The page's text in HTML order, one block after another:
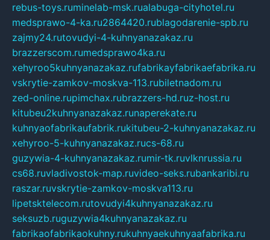
rebus-toys.ruminelab-msk.rualabuga-cityhotel.ru
medsprawo-4-ka.ru2864420.rublagodarenie-spb.ru
zajmy24.rutovudyi-4-kuhnyanazakaz.ru
brazzerscom.rumedsprawo4ka.ru
xehyroo5kuhnyanazakaz.rufabrikayfabrikaefabrika.ru
vskrytie-zamkov-moskva-113.rubiletnadom.ru
zed-online.rupimchax.rubrazzers-hd.ruz-host.ru
kitubeu2kuhnyanazakaz.runaperekate.ru
kuhnyaofabrikaufabrik.rukitubeu-2-kuhnyanazakaz.ru
xehyroo-5-kuhnyanazakaz.rucs-68.ru
guzywia-4-kuhnyanazakaz.rumir-tk.ruvlknrussia.ru
cs68.ruvladivostok-map.ruvideo-seks.rubankaribi.ru
raszar.ruvskrytie-zamkov-moskva113.ru
lipetsktelecom.rutovudyi4kuhnyanazakaz.ru
seksuzb.ruguzywia4kuhnyanazakaz.ru
fabrikaofabrikaokuhny.rukuhnyaekuhnyaafabrika.ru